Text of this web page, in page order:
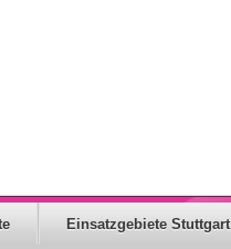
Einsatzgebiete Stuttgart